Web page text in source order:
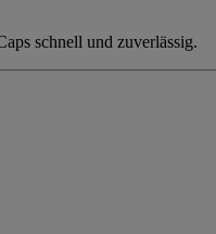
schnell und zuverlässig.